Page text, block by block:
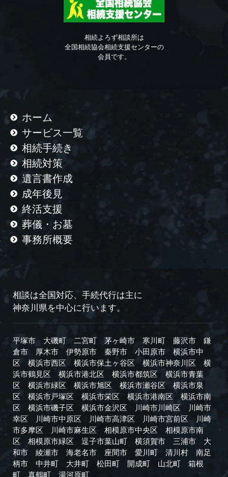
相続よろず相談所は
全国相続協会相続支援センターの
会員です。
ホーム
サービス一覧
相続手続き
相続対策
遺言書作成
成年後見
終活支援
葬儀・お墓
事務所概要
相談は全国対応、手続代行は主に
神奈川県を中心に行います。
平塚市 大磯町 二宮町 茅ヶ崎市 寒川町 藤沢市
鎌
倉市
厚木市 伊勢原市 秦野市 小田原市
横浜市中
区
横浜市西区 横浜市保土ヶ谷区 横浜市神奈川区
横
浜市鶴見区
横浜市港北区 横浜市都筑区
横浜市青葉
区
横浜市緑区 横浜市旭区 横浜市瀬谷区
横浜市泉
区
横浜市戸塚区 横浜市栄区 横浜市港南区
横浜市南
区
横浜市磯子区 横浜市金沢区 川崎市川崎区
川崎市
幸区
川崎市中原区 川崎市高津区 川崎市宮前区
川崎
市多摩区
川崎市麻生区 相模原市中央区
相模原市南
区
相模原市緑区 逗子市葉山町 横須賀市 三浦市
大
和市
綾瀬市 海老名市 座間市 愛川町 清川村
南足
柄市
中井町 大井町 松田町 開成町 山北町
箱根
町
真鶴町 湯河原町